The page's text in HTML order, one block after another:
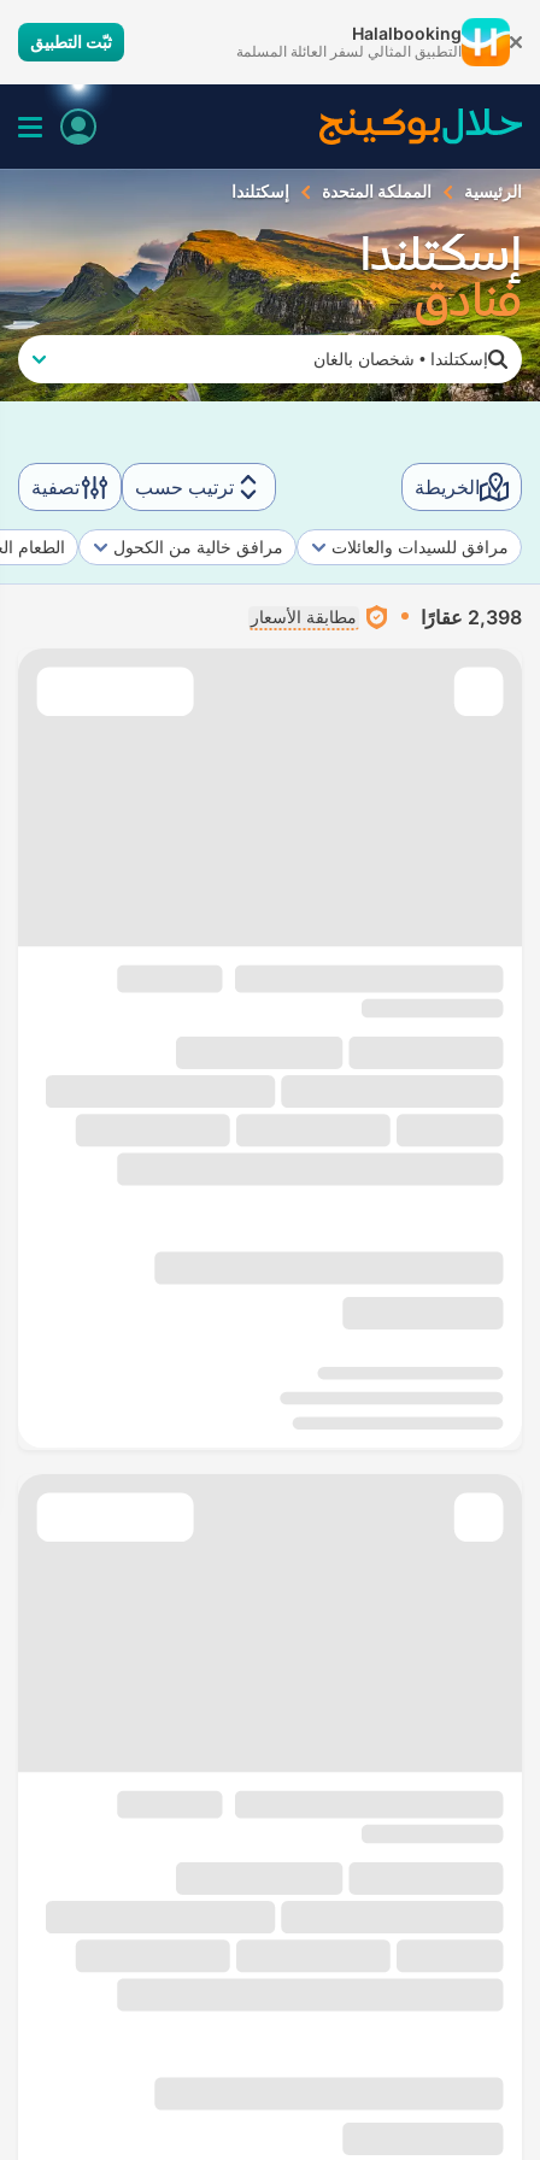
Halalbooking
التطبيق المثالي لسفر العائلة المسلمة ثبّت التطبيق
الرئيسية المملكة المتحدة إسكتلندا
إسكتلندا
فنادق
إسكتلندا • شخصان بالغان
الخريطة ترتيب حسب تصفية
مرافق للسيدات والعائلات مرافق خالية من الكحول الطعام
2,398 عقارًا مطابقة الأسعار